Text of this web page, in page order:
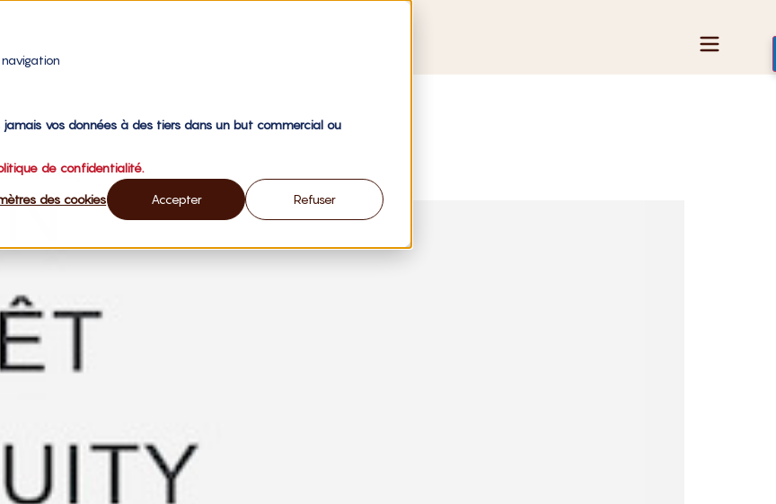
vos données à des tiers dans un but commercial ou
de confidentialité.
des cookies Accepter Refuser
investing